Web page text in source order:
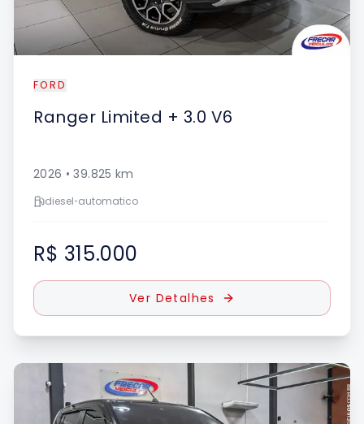
FORD
Ranger Limited + 3.0 V6
2026 •39.825 km
diesel•automatico
R$ 315.000
Ver Detalhes